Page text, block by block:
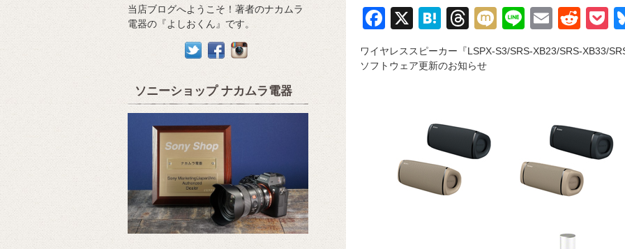
F
c
X
H
e
T
e
s
M
Li
e
E
ail
R
d
P
ワイヤレススピーカー『LSPX-S3/SRS-XB23/SRS-XB33/
ソフトウェア更新のお知らせ
当店ブログへようこそ！著者のナカムラ
電器の『よしおくん』です。
ソニーショップ ナカムラ電器